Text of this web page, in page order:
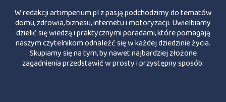
W redakcji artimperium.pl z pasją podchodzimy do tematów
domu, zdrowia, biznesu, internetu i motoryzacji. Uwielbiamy
dzielić się wiedzą i praktycznymi poradami, które pomagają
naszym czytelnikom odnaleźć się w każdej dziedzinie życia.
Skupiamy się na tym, by nawet najbardziej złożone
zagadnienia przedstawić w prosty i przystępny sposób.